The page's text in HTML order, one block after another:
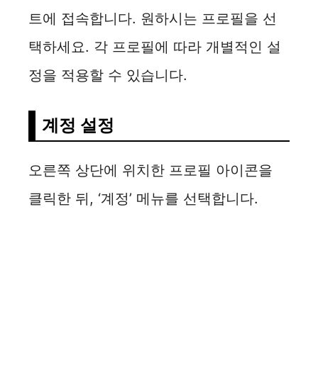
트에 접속합니다. 원하시는 프로필을 선
택하세요. 각 프로필에 따라 개별적인 설
정을 적용할 수 있습니다.
계정 설정
오른쪽 상단에 위치한 프로필 아이콘을
클릭한 뒤, ‘계정’ 메뉴를 선택합니다.